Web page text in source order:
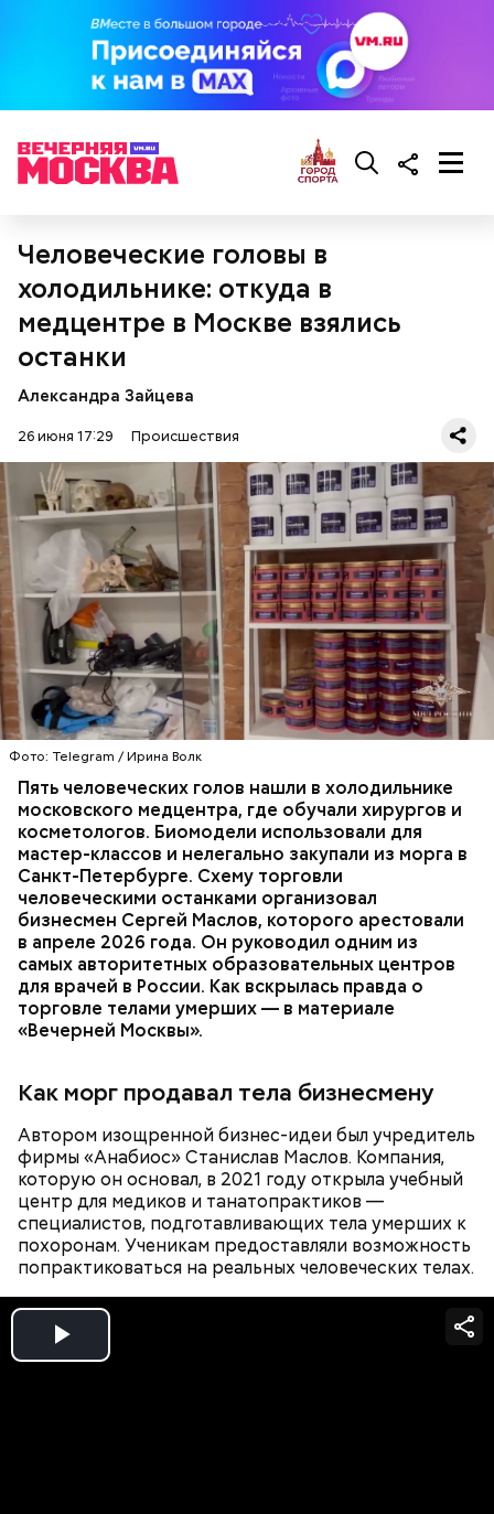
Человеческие головы в
холодильнике: откуда в
медцентре в Москве взялись
останки
Александра Зайцева
26 июня 17:29 Происшествия
Фото: Telegram / Ирина Волк
Пять человеческих голов нашли в холодильнике
московского медцентра, где обучали хирургов и
косметологов. Биомодели использовали для
мастер-классов и нелегально закупали из морга в
Санкт-Петербурге. Схему торговли
человеческими останками организовал
бизнесмен Сергей Маслов, которого арестовали
в апреле 2026 года. Он руководил одним из
самых авторитетных образовательных центров
для врачей в России. Как вскрылась правда о
торговле телами умерших — в материале
«Вечерней Москвы».
Как морг продавал тела бизнесмену
Автором изощренной бизнес-идеи был учредитель
фирмы «Анабиос» Станислав Маслов. Компания,
которую он основал, в 2021 году открыла учебный
центр для медиков и танатопрактиков —
специалистов, подготавливающих тела умерших к
похоронам. Ученикам предоставляли возможность
попрактиковаться на реальных человеческих телах.
Play
— Гасанов предложил переоформить на меня
объект недвижимости… у меня всякие попытки
были отказаться, на что мне показывали бумажку,
что в рамках уголовного дела у него (Гасанова —
рассказывал позднее«покупатель» квартирына
Оплата апартаментов проводилась через
банковскую ячейку, но вместо денег там оказалась
пачка печенья. По неподтвержденной
информации, фиктивным покупателем квартиры
мог бытьриелтор Вадим Де
псевдониму Вадим Богач.
Приговор Гасанову
свободы. Но суд «сжалился» над инфлюенсером.